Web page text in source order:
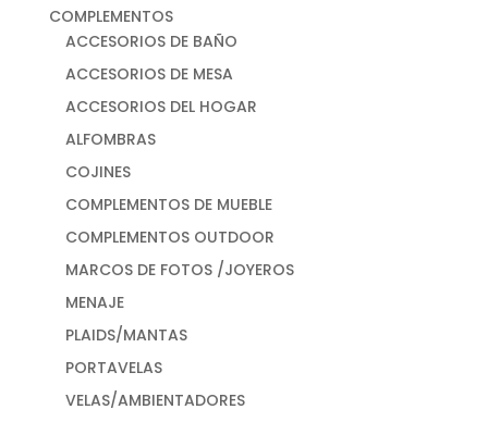
COMPLEMENTOS
ACCESORIOS DE BAÑO
ACCESORIOS DE MESA
ACCESORIOS DEL HOGAR
ALFOMBRAS
COJINES
COMPLEMENTOS DE MUEBLE
COMPLEMENTOS OUTDOOR
MARCOS DE FOTOS /JOYEROS
MENAJE
PLAIDS/MANTAS
PORTAVELAS
VELAS/AMBIENTADORES